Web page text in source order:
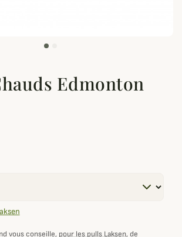
zoom_out_map
Edmonton
vous conseille, pour les pulls Laksen, de